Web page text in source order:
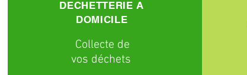
DECHETTERIE A
DOMICILE
Collecte de
vos déchets